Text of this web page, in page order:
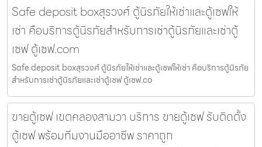
Safe deposit boxสุรวงศ์ ตู้นิรภัยให้เช่าและตู้เซฟให้
เช่า คือบริการตู้นิรภัยสำหรับการเช่าตู้นิรภัยและเช่าตู้
เซฟ ตู้เซฟ.com
Safe deposit boxสุรวงศ์ ตู้นิรภัยให้เช่าและตู้เซฟให้เช่า คือบริการตู้นิรภัย
สำหรับการเช่าตู้นิรภัยและเช่าตู้เซฟ ตู้เซฟ.co
ขายตู้เซฟ เขตคลองสามวา บริการ ขายตู้เซฟ รับติดตั้ง
ตู้เซฟ พร้อมทีมงานมืออาชีพ ราคาถูก